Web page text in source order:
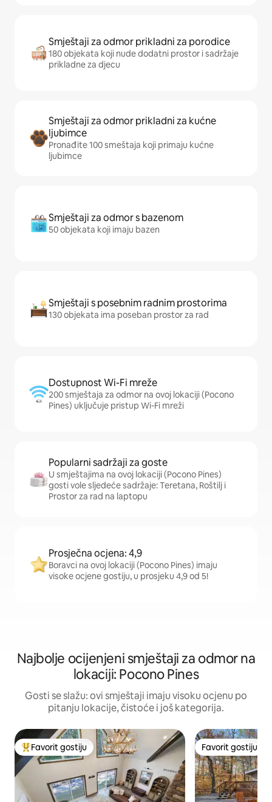
Smještaji za odmor prikladni za porodice
180 objekata koji nude dodatni prostor i sadržaje
prikladne za djecu
Smještaji za odmor prikladni za kućne
ljubimce
Pronađite 100 smeštaja koji primaju kućne
ljubimce
Smještaji za odmor s bazenom
50 objekata koji imaju bazen
Smještaji s posebnim radnim prostorima
130 objekata ima poseban prostor za rad
Dostupnost Wi-Fi mreže
200 smještaja za odmor na ovoj lokaciji (Pocono
Pines) uključuje pristup Wi-Fi mreži
Popularni sadržaji za goste
U smještajima na ovoj lokaciji (Pocono Pines)
gosti vole sljedeće sadržaje: Teretana, Roštilj i
Prostor za rad na laptopu
Prosječna ocjena: 4,9
Boravci na ovoj lokaciji (Pocono Pines) imaju
visoke ocjene gostiju, u prosjeku 4,9 od 5!
Najbolje ocijenjeni smještaji za odmor na
lokaciji: Pocono Pines
Gosti se slažu: ovi smještaji imaju visoku ocjenu po
pitanju lokacije, čistoće i još kategorija.
Glavni favorit gostiju
Favorit gostiju Favorit gostiju
Favorit gostiju